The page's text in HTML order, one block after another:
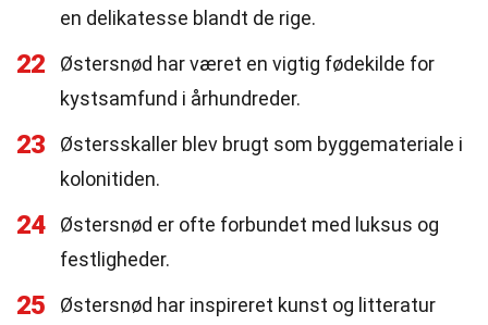
en delikatesse blandt de rige.
22
Østersnød har været en vigtig fødekilde for
kystsamfund i århundreder.
23
Østersskaller blev brugt som byggemateriale i
kolonitiden.
24
Østersnød er ofte forbundet med luksus og
festligheder.
25
Østersnød har inspireret kunst og litteratur